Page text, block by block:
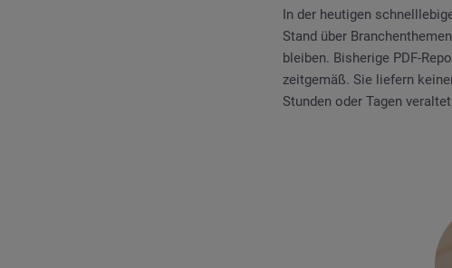
In der heutigen
Stand über
bleiben. Bisherige PDF-
zeitgemäß. Sie liefern
Stunden oder Tagen